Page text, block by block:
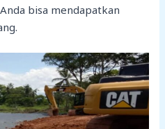
bisa mendapatkan